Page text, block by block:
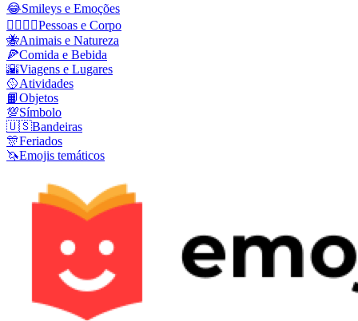
😂Smileys e Emoções
👩‍❤️‍💋‍👨Pessoas e Corpo
🐝Animais e Natureza
🍕Comida e Bebida
🌇Viagens e Lugares
🥎Atividades
📙Objetos
💯Símbolo
🇺🇸Bandeiras
🎊Feriados
🦄Emojis temáticos